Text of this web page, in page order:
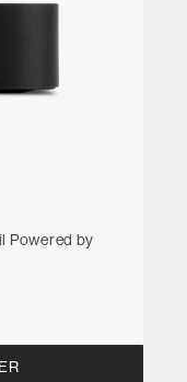
Powered by